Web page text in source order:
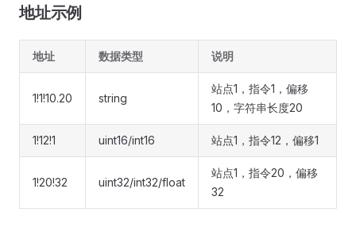
地址示例
地址 数据类型 说明
1!1!10.20 string
站点1，指令1，偏移
10，字符串长度20
1!12!1 uint16/int16 站点1，指令12，偏移1
1!20!32 uint32/int32/float
站点1，指令20，偏移
32